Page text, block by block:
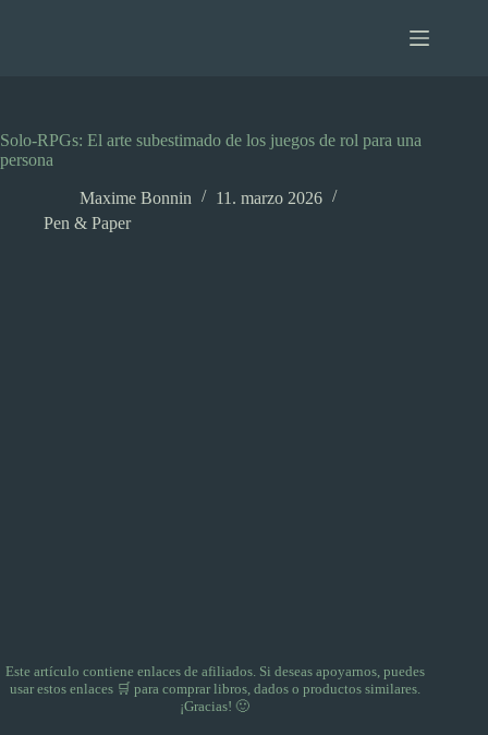
Solo-RPGs: El arte subestimado de los juegos de rol para una
persona
Maxime Bonnin
11. marzo 2026
Pen & Paper
Este artículo contiene enlaces de afiliados. Si deseas apoyarnos, puedes
usarestos enlaces 🛒 para comprar libros, dados o productos similares.
¡Gracias! 🙂